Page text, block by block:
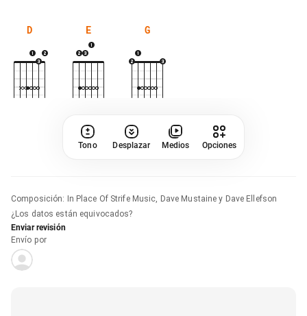
D E G
Tono Desplazar Medios Opciones
Composición: In Place Of Strife Music, Dave Mustaine y Dave Ellefson
¿Los datos están equivocados?
Enviar revisión
Envío por